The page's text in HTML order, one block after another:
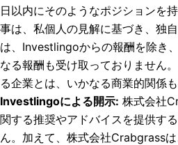
日以内にそのようなポジションを
事は、私個人の見解に基づき、独
は、Investlingoからの報酬を除き
なる報酬も受け取っておりません
る企業とは、いかなる商業的関係
Investlingoによる開示: 株式会社
関する推奨やアドバイスを提供す
ん。加えて、株式会社Crabgrass